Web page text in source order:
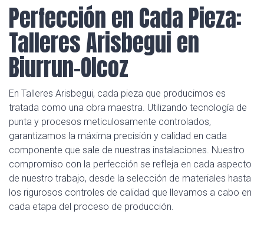
Perfección en Cada Pieza:
Talleres Arisbegui en
Biurrun-Olcoz
En Talleres Arisbegui, cada pieza que producimos es
tratada como una obra maestra. Utilizando tecnología de
punta y procesos meticulosamente controlados,
garantizamos la máxima precisión y calidad en cada
componente que sale de nuestras instalaciones. Nuestro
compromiso con la perfección se refleja en cada aspecto
de nuestro trabajo, desde la selección de materiales hasta
los rigurosos controles de calidad que llevamos a cabo en
cada etapa del proceso de producción.